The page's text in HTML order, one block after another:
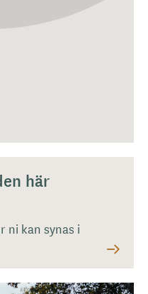
här
ni kan synas i